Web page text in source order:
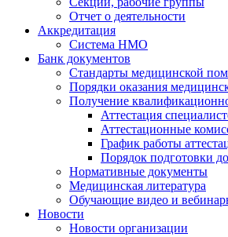
Отчет о деятельности
Аккредитация
Система НМО
Банк документов
Стандарты медицинской
Порядки оказания
Получение
Аттестация
Аттестационные
График работы
Порядок подготовки
Нормативные документы
Медицинская литература
Обучающие видео и
Новости
Новости организации